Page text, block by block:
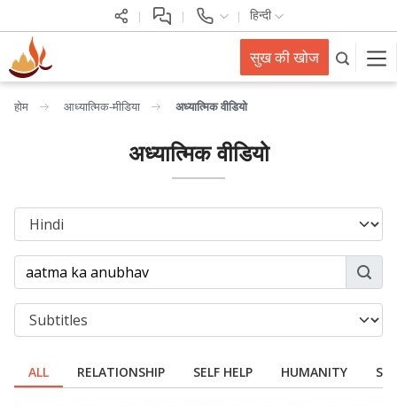
हिन्दी
सुख की खोज
होम आध्यात्मिक-मीडिया अध्यात्मिक वीडियो
अध्यात्मिक वीडियो
ALL RELATIONSHIP SELF HELP HUMANITY